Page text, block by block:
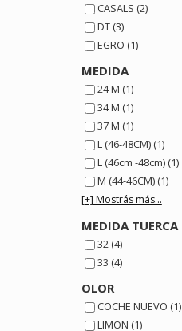
CASALS (2)
DT (3)
EGRO (1)
MEDIDA
24 M (1)
34 M (1)
37 M (1)
L (46-48CM) (1)
L (46cm -48cm) (1)
M (44-46CM) (1)
[+] Mostrás más...
MEDIDA TUERCA
32 (4)
33 (4)
OLOR
COCHE NUEVO (1)
LIMON (1)